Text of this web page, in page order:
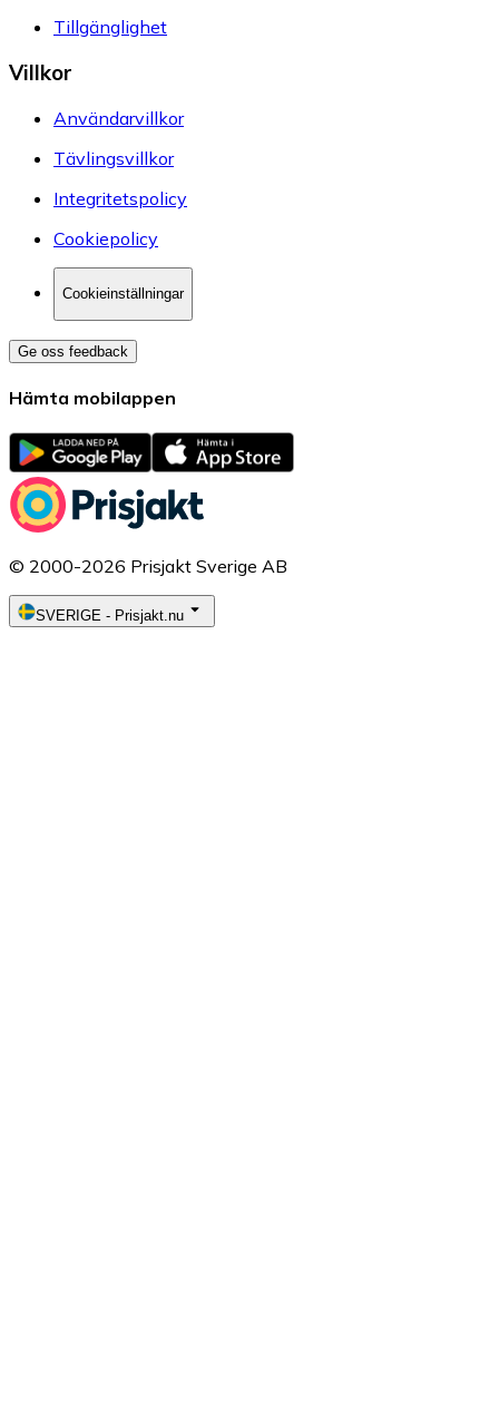
Tillgänglighet
Villkor
Användarvillkor
Tävlingsvillkor
Integritetspolicy
Cookiepolicy
Cookieinställningar
Ge oss feedback
Hämta mobilappen
© 2000-2026 Prisjakt Sverige AB
SVERIGE - Prisjakt.nu